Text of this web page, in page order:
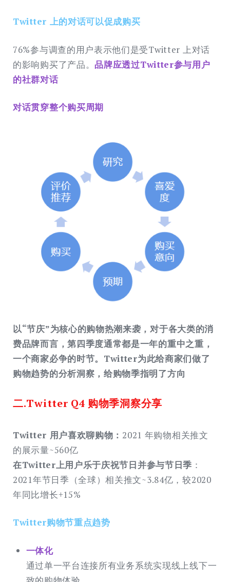
Twitter 上的对话可以促成购买
76%参与调查的⽤户表示他们是受Twitter 上对话
的影响购买了产品。品牌应透过Twitter参与⽤户
的社群对话
对话贯穿整个购买周期
以“节庆”为核心的购物热潮来袭，对于各大类的消
费品牌而言，第四季度通常都是一年的重中之重，
一个商家必争的时节。Twitter为此给商家们做了
购物趋势的分析洞察，给购物季指明了方向
二.Twitter Q4 购物季洞察分享
Twitter ⽤户喜欢聊购物： 2021 年购物相关推⽂
的展示量~560亿
在Twitter上用户乐于庆祝节日并参与节日季 ：
2021年节日季（全球）相关推文~3.84亿，较2020
年同比增长+15%
Twitter购物节重点趋势
一体化
通过单一平台连接所有业务系统实现线上线下一